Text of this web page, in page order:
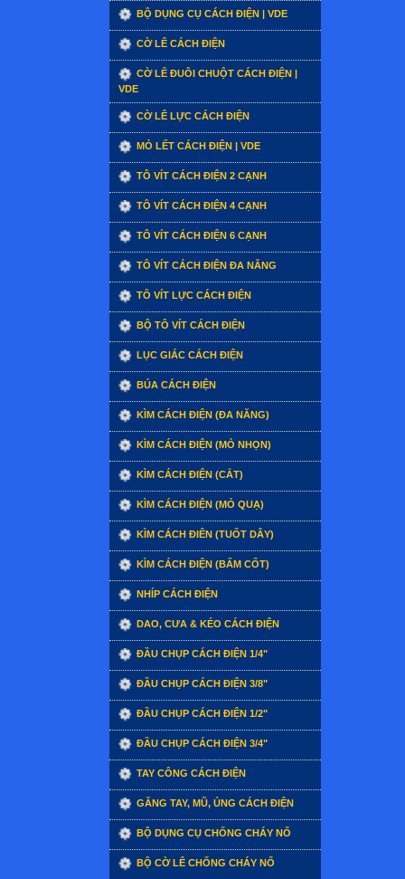
BỘ DỤNG CỤ CÁCH ĐIỆN | VDE
CỜ LÊ CÁCH ĐIỆN
CỜ LÊ ĐUÔI CHUỘT CÁCH ĐIỆN |
VDE
CỜ LÊ LỰC CÁCH ĐIỆN
MỎ LẾT CÁCH ĐIỆN | VDE
TÔ VÍT CÁCH ĐIỆN 2 CẠNH
TÔ VÍT CÁCH ĐIỆN 4 CẠNH
TÔ VÍT CÁCH ĐIỆN 6 CẠNH
TÔ VÍT CÁCH ĐIỆN ĐA NĂNG
TÔ VÍT LỰC CÁCH ĐIỆN
BỘ TÔ VÍT CÁCH ĐIỆN
LỤC GIÁC CÁCH ĐIỆN
BÚA CÁCH ĐIỆN
KÌM CÁCH ĐIỆN (ĐA NĂNG)
KÌM CÁCH ĐIỆN (MỎ NHỌN)
KÌM CÁCH ĐIỆN (CẮT)
KÌM CÁCH ĐIỆN (MỎ QUẠ)
KÌM CÁCH ĐIÊN (TUỐT DÂY)
KÌM CÁCH ĐIỆN (BẤM CỐT)
NHÍP CÁCH ĐIỆN
DAO, CƯA & KÉO CÁCH ĐIỆN
ĐẦU CHỤP CÁCH ĐIỆN 1/4"
ĐẦU CHỤP CÁCH ĐIỆN 3/8"
ĐẦU CHỤP CÁCH ĐIỆN 1/2"
ĐẦU CHỤP CÁCH ĐIỆN 3/4"
TAY CÔNG CÁCH ĐIỆN
GĂNG TAY, MŨ, ỦNG CÁCH ĐIỆN
BỘ DỤNG CỤ CHỐNG CHÁY NỔ
BỘ CỜ LÊ CHỐNG CHÁY NỔ